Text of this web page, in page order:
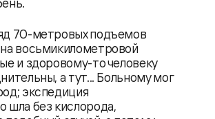
70-метровых подъемов
восьмикилометровой
и здоровому-то человеку
а тут... Больному мог
экспедиция
шла без кислорода,